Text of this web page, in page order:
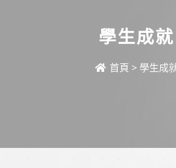
學生成就
首頁 > 學生成